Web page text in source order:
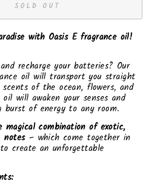
SOLD OUT
with Oasis E fragrance oil!
recharge your batteries? Our
oil will transport you straight
of the ocean, flowers, and
will awaken your senses and
burst of energy to any room.
magical combination of exotic,
notes– which come together in
create an unforgettable